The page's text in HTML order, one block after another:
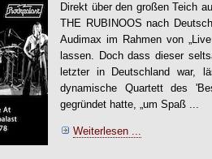
Direkt über den großen Teich
THE RUBINOOS nach
Audimax im Rahmen von
lassen. Doch dass dieser
letzter in Deutschland war,
dynamische Quartett des
gegründet hatte, „um Spaß ...
Weiterlesen ...